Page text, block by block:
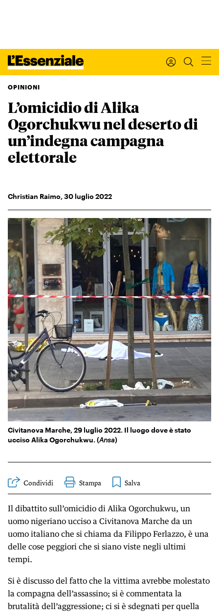
Xxx
Leggi Internazionale
I tuoi dati personali
Regala o rinnova
Esci
L’ESSENZIALE
Ultimi articoli
IL SETTIMANALE
KIDS
FESTIVAL
L’ESSENZIALE
OPINIONI
L’omicidio di Alika
Ogorchukwu nel deserto di
un’indegna campagna
elettorale
Christian Raimo,30 luglio 2022
Civitanova Marche, 29 luglio 2022. Il luogo dove è stato
ucciso Alika Ogorchukwu. (Ansa)
Condividi Stampa
Il dibattito sull’omicidio di Alika Ogorchukwu, un
uomo nigeriano ucciso a Civitanova Marche da un
uomo italiano che si chiama da Filippo Ferlazzo, è una
delle cose peggiori che si siano viste negli ultimi
tempi.
Si è discusso del fatto che la vittima avrebbe molestato
la compagna dell’assassino; si è commentata la
brutalità dell’aggressione; ci si è sdegnati per quella